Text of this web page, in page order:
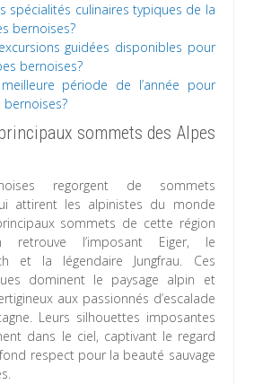
spécialités culinaires typiques de la
bernoises?
guidées disponibles pour
bernoises?
période de l’année pour
bernoises?
sommets des Alpes
regorgent de sommets
attirent les alpinistes du monde
sommets de cette région
retrouve l’imposant Eiger, le
et la légendaire Jungfrau. Ces
dominent le paysage alpin et
aux passionnés d’escalade
Leurs silhouettes imposantes
dans le ciel, captivant le regard
respect pour la beauté sauvage